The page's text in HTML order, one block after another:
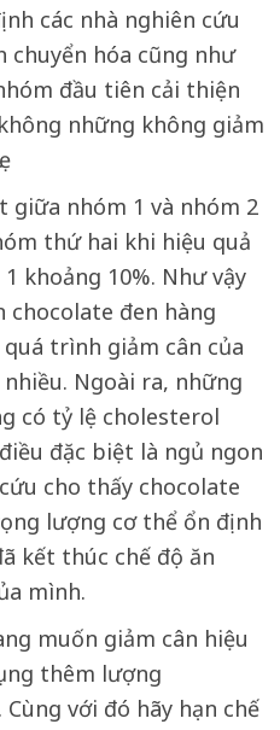
các nhà nghiên cứu
chuyển hóa cũng như
đầu tiên cải thiện
những không giảm
giữa nhóm 1 và nhóm 2
thứ hai khi hiệu quả
khoảng 10%. Như vậy
đen hàng
trình giảm cân của
Ngoài ra, những
có tỷ lệ cholesterol
đặc biệt là ngủ ngon
cho thấy chocolate
lượng cơ thể ổn định
kết thúc chế độ ăn
mình.
muốn giảm cân hiệu
thêm lượng
với đó hãy hạn chế